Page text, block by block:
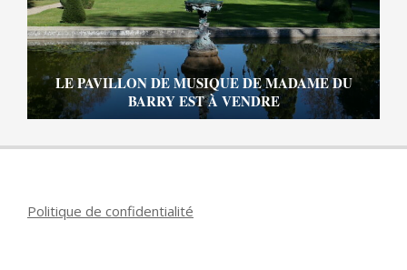
LE PAVILLON DE MUSIQUE DE MADAME DU
BARRY EST À VENDRE
Politique de confidentialité